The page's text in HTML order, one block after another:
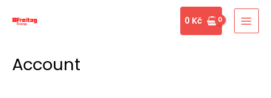
0 Kč
Account